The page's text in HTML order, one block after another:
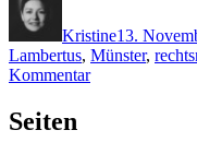
Kristine13.
Lambertus, Münster,
Kommentarzu
Seiten